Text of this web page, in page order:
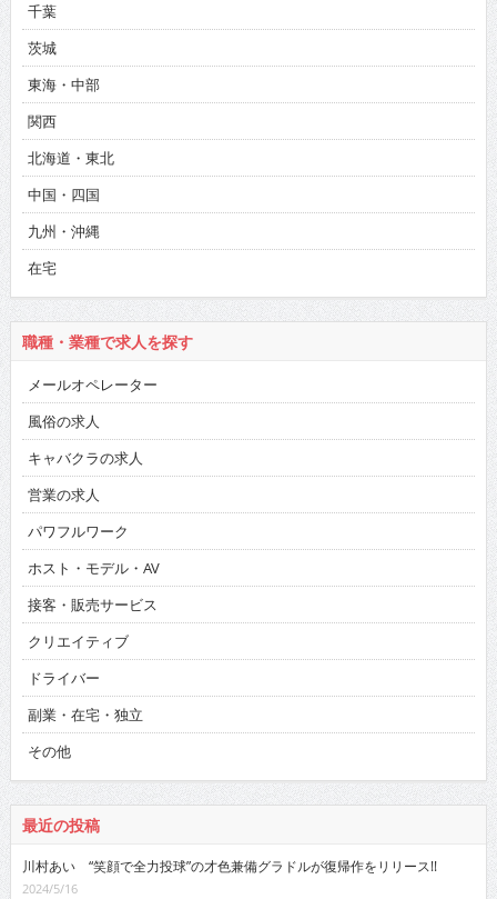
千葉
茨城
東海・中部
関西
北海道・東北
中国・四国
九州・沖縄
在宅
職種・業種で求人を探す
メールオペレーター
風俗の求人
キャバクラの求人
営業の求人
パワフルワーク
ホスト・モデル・AV
接客・販売サービス
クリエイティブ
ドライバー
副業・在宅・独立
その他
最近の投稿
川村あい “笑顔で全力投球”の才色兼備グラドルが復帰作をリリース!!
2024/5/16